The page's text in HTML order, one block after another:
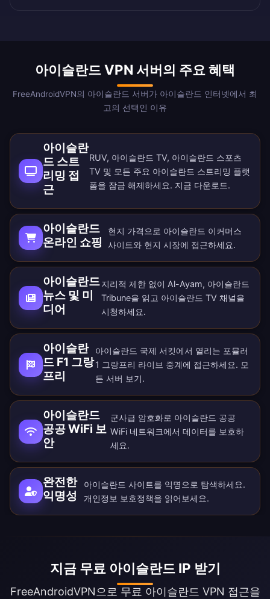
아이슬란드 VPN 서버의 주요 혜택
FreeAndroidVPN의 아이슬란드 서버가 아이슬란드 인터넷에서 최
고의 선택인 이유
아이슬란
드 스트
리밍 접
근
RUV, 아이슬란드 TV, 아이슬란드 스포츠
TV 및 모든 주요 아이슬란드 스트리밍 플랫
폼을 잠금 해제하세요. 지금 다운로드.
아이슬란드
온라인 쇼핑
현지 가격으로 아이슬란드 이커머스
사이트와 현지 시장에 접근하세요.
아이슬란드
뉴스 및 미
디어
지리적 제한 없이 Al-Ayam, 아이슬란드
Tribune을 읽고 아이슬란드 TV 채널을
시청하세요.
아이슬란
드 F1 그랑
프리
아이슬란드 국제 서킷에서 열리는 포뮬러
1 그랑프리 라이브 중계에 접근하세요. 모
든 서버 보기.
아이슬란드
공공 WiFi 보
안
군사급 암호화로 아이슬란드 공공
WiFi 네트워크에서 데이터를 보호하
세요.
완전한
익명성
아이슬란드 사이트를 익명으로 탐색하세요.
개인정보 보호정책을 읽어보세요.
지금 무료 아이슬란드 IP 받기
FreeAndroidVPN으로 무료 아이슬란드 VPN 접근을